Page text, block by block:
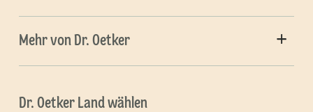
Mehr von Dr. Oetker
Dr. Oetker Land wählen